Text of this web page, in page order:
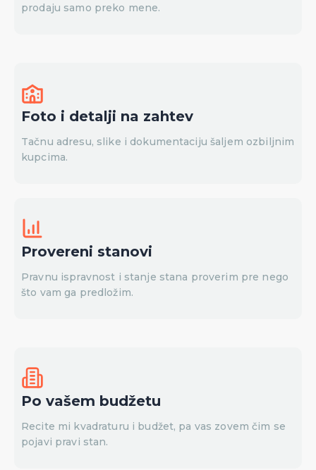
prodaju samo preko mene.
Foto i detalji na zahtev
Tačnu adresu, slike i dokumentaciju šaljem ozbiljnim
kupcima.
Provereni stanovi
Pravnu ispravnost i stanje stana proverim pre nego
što vam ga predložim.
Po vašem budžetu
Recite mi kvadraturu i budžet, pa vas zovem čim se
pojavi pravi stan.